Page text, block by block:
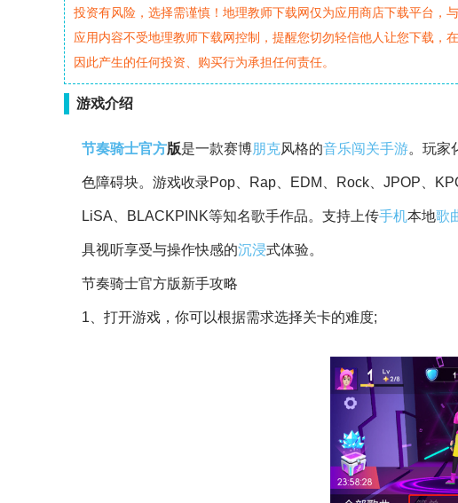
投资有风险，选择需谨慎！地理教师下载网仅为应用商店下载平台，
应用内容不受地理教师下载网控制，提醒您切勿轻信他人让您下载，
因此产生的任何投资、购买行为承担任何责任。
游戏介绍
节奏骑士官方版是一款赛博朋克风格的音乐闯关手游。玩家
色障碍块。游戏收录Pop、Rap、EDM、Rock、JPOP、
LiSA、BLACKPINK等知名歌手作品。支持上传手机本地歌
具视听享受与操作快感的沉浸式体验。
节奏骑士官方版新手攻略
1、打开游戏，你可以根据需求选择关卡的难度;